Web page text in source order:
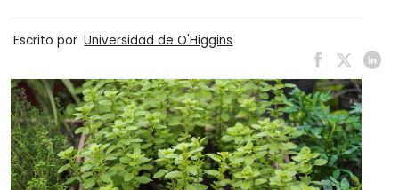
Escrito por Universidad de O'Higgins